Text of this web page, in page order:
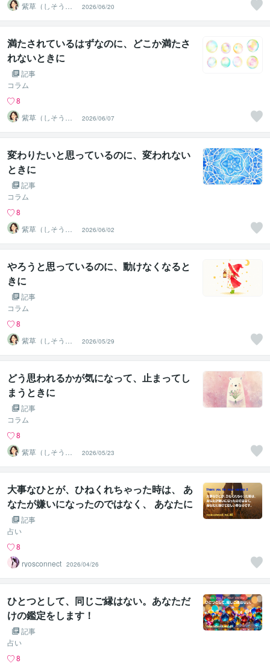
紫草（しそう）
❀真実の霊感霊
視・透視鑑定
2026/06/20
満たされているはずなのに、どこか満たさ
れないときに
記事
コラム
8
紫草（しそう）
❀真実の霊感霊
視・透視鑑定
2026/06/07
変わりたいと思っているのに、変われない
ときに
記事
コラム
8
紫草（しそう）
❀真実の霊感霊
視・透視鑑定
2026/06/02
やろうと思っているのに、動けなくなると
きに
記事
コラム
8
紫草（しそう）
❀真実の霊感霊
視・透視鑑定
2026/05/29
どう思われるかが気になって、止まってし
まうときに
記事
コラム
8
紫草（しそう）
❀真実の霊感霊
視・透視鑑定
2026/05/23
大事なひとが、ひねくれちゃった時は、 あ
なたが嫌いになったのではなく、 あなたに
助けて欲しい時なのです。
記事
占い
8
ryosconnect 2026/04/26
ひとつとして、同じご縁はない。あなただ
けの鑑定をします！
記事
占い
8